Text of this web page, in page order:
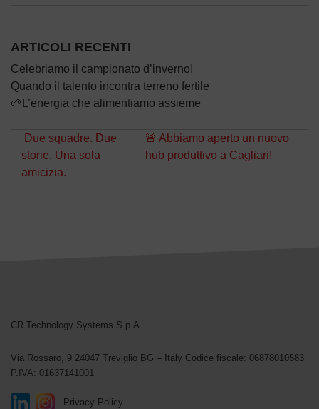
ARTICOLI RECENTI
Celebriamo il campionato d’inverno!
Quando il talento incontra terreno fertile
🌱L’energia che alimentiamo assieme
Navigazione articoli
Due squadre. Due
storie. Una sola
amicizia.
🚨 Abbiamo aperto un nuovo
hub produttivo a Cagliari!
CR Technology Systems S.p.A.
Via Rossaro, 9 24047 Treviglio BG – Italy Codice fiscale: 06878010583
P.IVA: 01637141001
Privacy Policy